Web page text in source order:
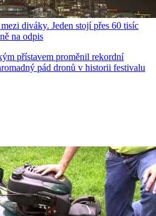
diváky. Jeden stojí přes 60 tisíc
na odpis
přístavem proměnil rekordní
pád dronů v historii festivalu